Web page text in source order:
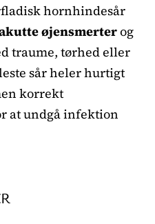
hornhindesår
øjensmerterog
traume, tørhed eller
sår heler hurtigt
korrekt
at undgå infektion